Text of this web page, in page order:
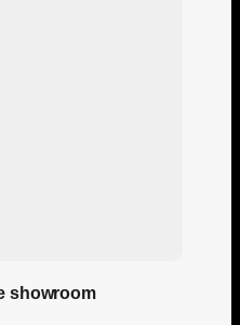
showroom